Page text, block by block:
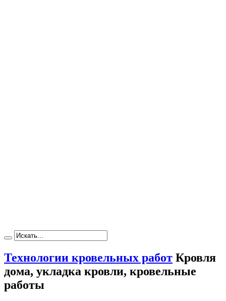
Технологии кровельных работ Кровля
дома, укладка кровли, кровельные
работы